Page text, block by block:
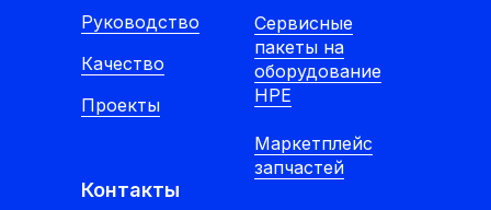
Контакты
Сервисные
пакеты на
оборудование
HPE
Маркетплейс
запчастей
Руководство
Качество
Проекты